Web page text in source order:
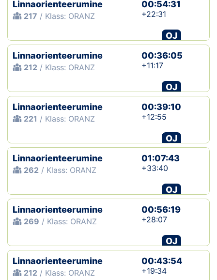
Linnaorienteerumine
217 / Klass: ORANZ
00:54:31
+22:31
OJ
Linnaorienteerumine
212 / Klass: ORANZ
00:36:05
+11:17
OJ
Linnaorienteerumine
221 / Klass: ORANZ
00:39:10
+12:55
OJ
Linnaorienteerumine
262 / Klass: ORANZ
01:07:43
+33:40
OJ
Linnaorienteerumine
269 / Klass: ORANZ
00:56:19
+28:07
OJ
Linnaorienteerumine
212 / Klass: ORANZ
00:43:54
+19:34